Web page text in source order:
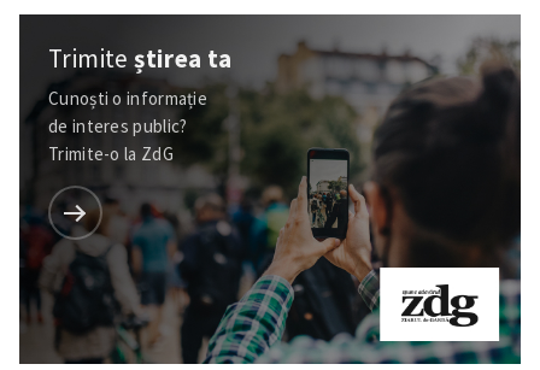
Trimiteștirea ta
Cunoști o informație
de interes public?
Trimite-o la ZdG